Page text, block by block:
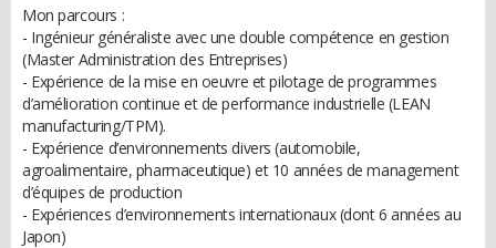
Mon parcours :
- Ingénieur généraliste avec une double compétence en gestion
(Master Administration des Entreprises)
- Expérience de la mise en oeuvre et pilotage de programmes
d’amélioration continue et de performance industrielle (LEAN
manufacturing/TPM).
- Expérience d’environnements divers (automobile,
agroalimentaire, pharmaceutique) et 10 années de management
d’équipes de production
- Expériences d’environnements internationaux (dont 6 années au
Japon)